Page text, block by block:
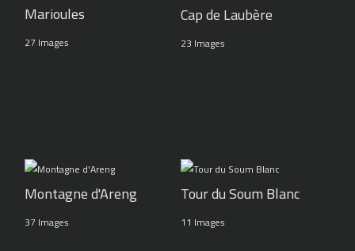
Marioules
27 Images
Cap de Laubère
23 Images
Montagne d'Areng
37 Images
Tour du Soum Blanc
11 Images